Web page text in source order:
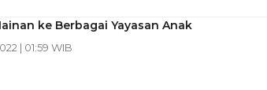
ke Berbagai Yayasan Anak
| 01:59 WIB